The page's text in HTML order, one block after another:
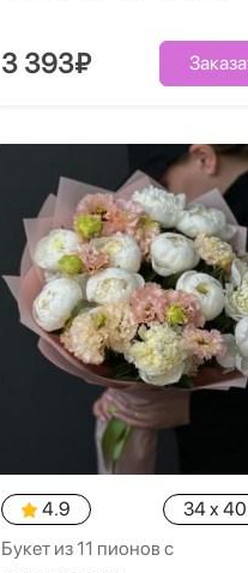
3 393₽
4.9
34 x
Букет из 11 пионов с